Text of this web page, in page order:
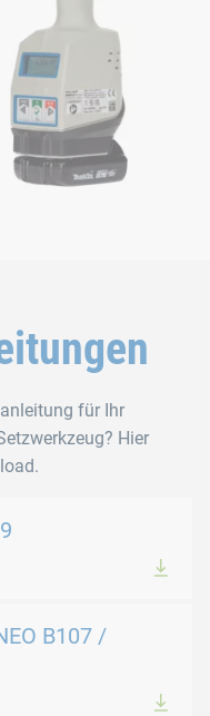
für Ihr
Hier
B107 /